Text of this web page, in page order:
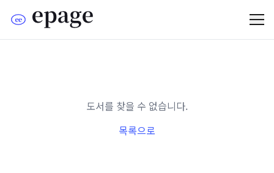
도서를 찾을 수 없습니다.
목록으로